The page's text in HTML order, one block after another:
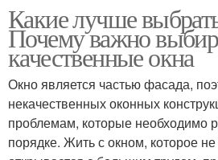
Какие лучше
Почему важно
качественные окна
Окно является частью фасада,
некачественных оконных
проблемам, которые необходимо
порядке. Жить с окном, которое